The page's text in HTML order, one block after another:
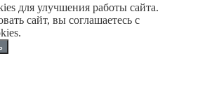
для улучшения работы сайта.
сайт, вы соглашаетесь с